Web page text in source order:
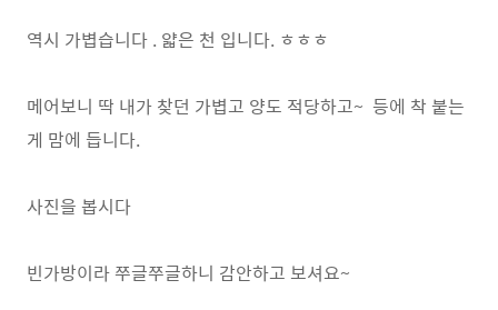
역시 가볍습니다 . 얇은 천 입니다. ㅎㅎㅎ
메어보니 딱 내가 찾던 가볍고 양도 적당하고~ 등에 착 붙는
게 맘에 듭니다.
사진을 봅시다
빈가방이라 쭈글쭈글하니 감안하고 보셔요~